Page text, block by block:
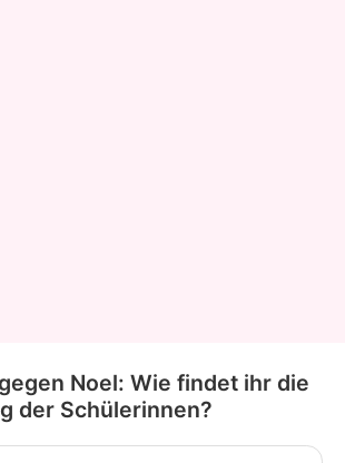
Noel: Wie findet ihr die
der Schülerinnen?